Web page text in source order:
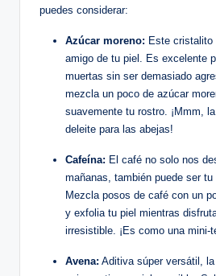
puedes considerar:
Azúcar moreno: Este cristalito
amigo de tu piel. Es excelente
muertas sin ser demasiado
mezcla un poco de azúcar
suavemente tu rostro. ¡Mmm,
deleite para las abejas!
Cafeína: El café no solo nos
mañanas, también puede ser
Mezcla posos de café con un
y exfolia tu piel mientras
irresistible. ¡Es como una mini-
Avena: Aditiva súper versátil,